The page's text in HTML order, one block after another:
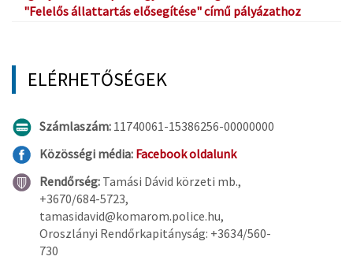
"Felelős állattartás elősegítése" című pályázathoz
ELÉRHETŐSÉGEK
Számlaszám: 11740061-15386256-00000000
Közösségi média: Facebook oldalunk
Rendőrség: Tamási Dávid körzeti mb.,
+3670/684-5723,
tamasidavid@komarom.police.hu,
Oroszlányi Rendőrkapitányság: +3634/560-
730